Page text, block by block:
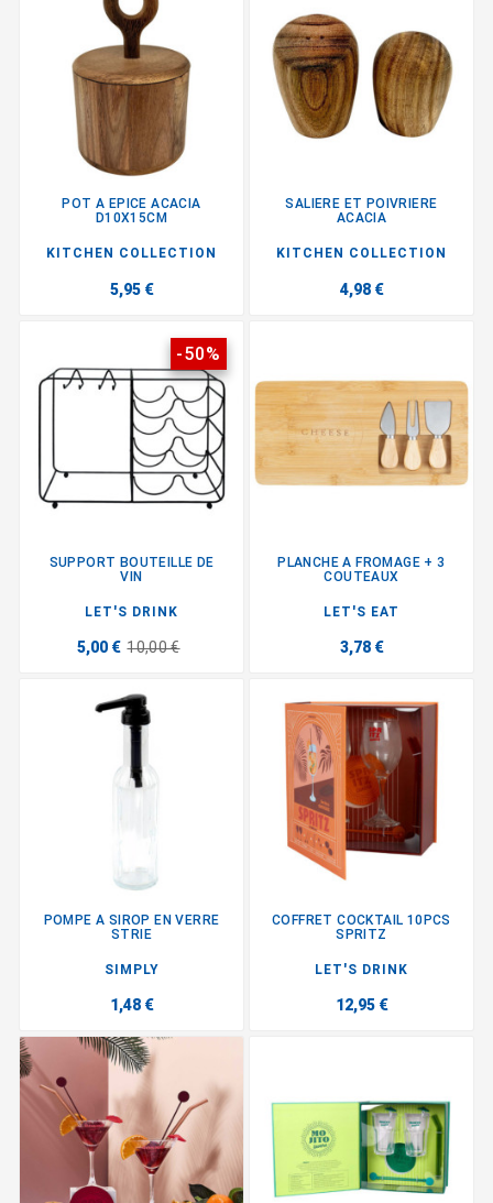
POT A EPICE ACACIA
D10X15CM
KITCHEN COLLECTION
5,95 €
SALIERE ET POIVRIERE
ACACIA
KITCHEN COLLECTION
4,98 €
-50%
SUPPORT BOUTEILLE DE
VIN
LET'S DRINK
5,00 € 10,00 €
PLANCHE A FROMAGE + 3
COUTEAUX
LET'S EAT
3,78 €
POMPE A SIROP EN VERRE
STRIE
SIMPLY
1,48 €
COFFRET COCKTAIL 10PCS
SPRITZ
LET'S DRINK
12,95 €